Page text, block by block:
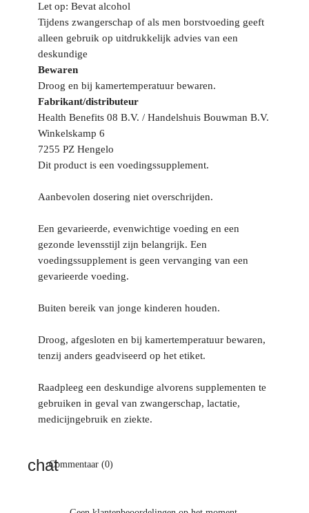
Let op: Bevat alcohol
Tijdens zwangerschap of als men borstvoeding geeft
alleen gebruik op uitdrukkelijk advies van een
deskundige
Bewaren
Droog en bij kamertemperatuur bewaren.
Fabrikant/distributeur
Health Benefits 08 B.V. / Handelshuis Bouwman B.V.
Winkelskamp 6
7255 PZ Hengelo
Dit product is een voedingssupplement.
Aanbevolen dosering niet overschrijden.
Een gevarieerde, evenwichtige voeding en een
gezonde levensstijl zijn belangrijk. Een
voedingssupplement is geen vervanging van een
gevarieerde voeding.
Buiten bereik van jonge kinderen houden.
Droog, afgesloten en bij kamertemperatuur bewaren,
tenzij anders geadviseerd op het etiket.
Raadpleeg een deskundige alvorens supplementen te
gebruiken in geval van zwangerschap, lactatie,
medicijngebruik en ziekte.
Commentaar (0)